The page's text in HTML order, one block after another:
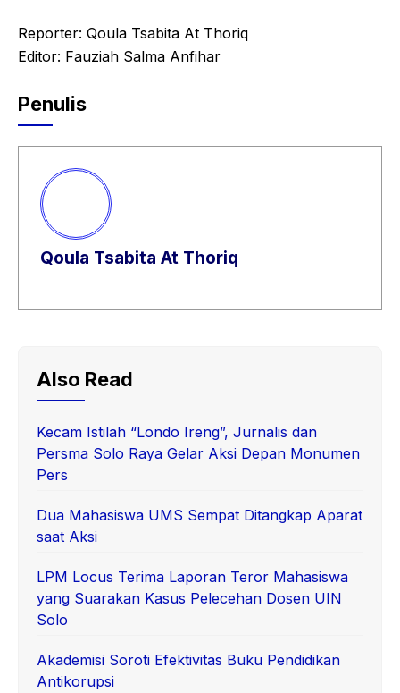
Reporter: Qoula Tsabita At Thoriq
Editor: Fauziah Salma Anfihar
Penulis
Qoula Tsabita At Thoriq
Also Read
Kecam Istilah “Londo Ireng”, Jurnalis dan
Persma Solo Raya Gelar Aksi Depan Monumen
Pers
Dua Mahasiswa UMS Sempat Ditangkap Aparat
saat Aksi
LPM Locus Terima Laporan Teror Mahasiswa
yang Suarakan Kasus Pelecehan Dosen UIN
Solo
Akademisi Soroti Efektivitas Buku Pendidikan
Antikorupsi